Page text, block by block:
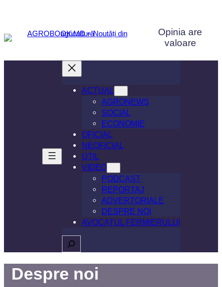
conținut
Opinia are
valoare
ACTUAL
AGRONEWS
SOCIAL
ECONOMIE
OFICIAL
NEOFICIAL
UTIL
VIDEO
PODCAST
REPORTAJ
ADVERTORIALE
DESPRE NOI
AVOCATUL FERMIERULUI
Caută
Despre noi